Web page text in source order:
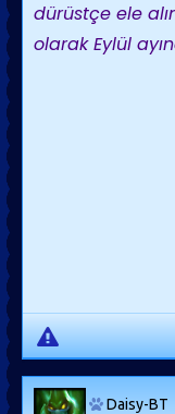
dürüstçe ele
olarak Eylül
Daisy-BT